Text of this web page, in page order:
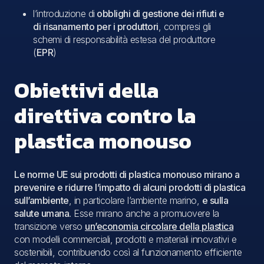
l’introduzione di obblighi di gestione dei rifiuti e
di risanamento per i produttori , compresi gli
schemi di responsabilità estesa del produttore
(EPR)
Obiettivi della
direttiva contro la
plastica monouso
Le norme UE sui prodotti di plastica monouso mirano a
prevenire e ridurre l’impatto di alcuni prodotti di plastica
sull’ambiente , in particolare l’ambiente marino, e sulla
salute umana. Esse mirano anche a promuovere la
transizione verso un’economia circolare della plastica
con modelli commerciali, prodotti e materiali innovativi e
sostenibili, contribuendo così al funzionamento efficiente